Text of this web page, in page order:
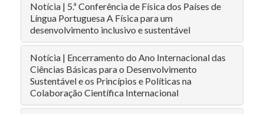
Notícia | 5.ª Conferência de Física dos Países de
Língua Portuguesa A Física para um
desenvolvimento inclusivo e sustentável
Notícia | Encerramento do Ano Internacional das
Ciências Básicas para o Desenvolvimento
Sustentável e os Princípios e Políticas na
Colaboração Científica Internacional